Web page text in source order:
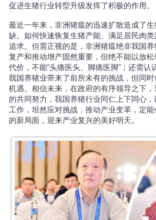
促进生猪行业转型升级发挥了积极的作用。
最近一年来，非洲猪瘟的迅速扩散造成了
缺。如何快速恢复生猪产能、满足居民肉
追求。但需正视的是，非洲猪瘟绝非我国
复产和推动增产固然重要，但绝不能以放
代价，不能“头痛医头、脚痛医脚”；还需
我国养猪业带来了前所未有的挑战，但同
机遇。相信未来，在政府的有序领导之下
的共同努力，我国养猪行业同仁上下同心
工作，坦然应对挑战，推动产业变革，定
的新局面，迎来产业复兴的美好明天。